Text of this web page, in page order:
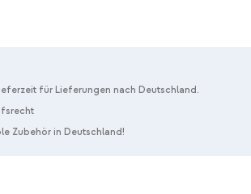
für Lieferungen nach Deutschland.
Zubehör in Deutschland!